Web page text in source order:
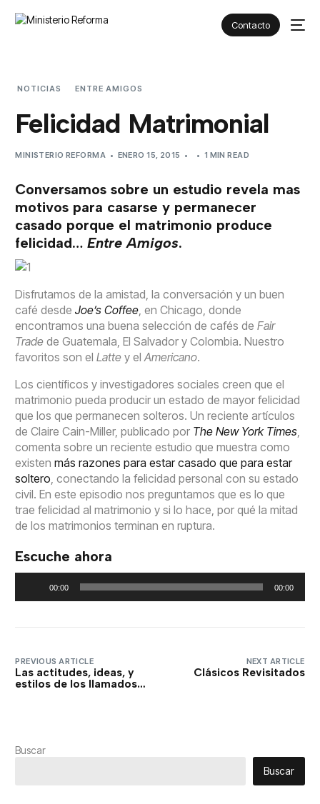
Contacto
NOTICIAS ENTRE AMIGOS
Felicidad Matrimonial
MINISTERIO REFORMA ENERO 15, 2015 1 MIN READ
Conversamos sobre un estudio revela mas
motivos para casarse y permanecer
casado porque el matrimonio produce
felicidad…Entre Amigos.
Disfrutamos de la amistad, la conversación y un buen
café desdeJoe’s Coffee, en Chicago, donde
encontramos una buena selección de cafés deFair
Trade de Guatemala, El Salvador y Colombia. Nuestro
favoritos son elLatte y elAmericano.
Los científicos y investigadores sociales creen que el
matrimonio pueda producir un estado de mayor felicidad
que los que permanecen solteros. Un reciente artículos
de Claire Cain-Miller, publicado por The New York Times,
comenta sobre un reciente estudio que muestra como
existenmás razones para estar casado que para estar
soltero, conectando la felicidad personal con su estado
civil. En este episodio nos preguntamos que es lo que
trae felicidad al matrimonio y si lo hace, por qué la mitad
de los matrimonios terminan en ruptura.
Escuche ahora
00:00 00:00
PREVIOUS ARTICLE
Las actitudes, ideas, y
estilos de los llamados
NEXT ARTICLE
Clásicos Revisitados
Buscar
Buscar